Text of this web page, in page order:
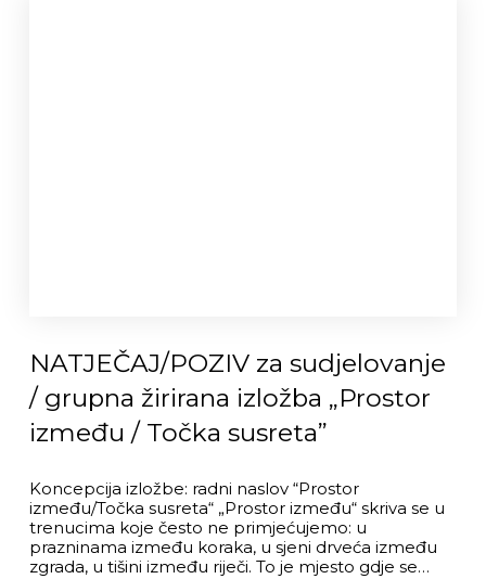
NATJEČAJ/POZIV za sudjelovanje
/ grupna žirirana izložba „Prostor
između / Točka susreta”
Koncepcija izložbe: radni naslov “Prostor
između/Točka susreta“ „Prostor između“ skriva se u
trenucima koje često ne primjećujemo: u
prazninama između koraka, u sjeni drveća između
zgrada, u tišini između riječi. To je mjesto gdje se…